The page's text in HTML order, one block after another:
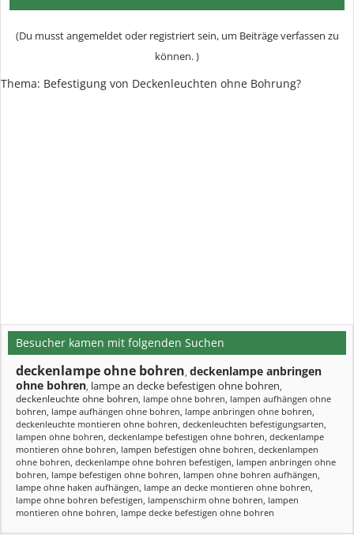
(Du musst angemeldet oder registriert sein, um Beiträge verfassen zu
können. )
Thema: Befestigung von Deckenleuchten ohne Bohrung?
Besucher kamen mit folgenden Suchen
deckenlampe ohne bohren deckenlampe anbringen
ohne bohren lampe an decke befestigen ohne bohren
deckenleuchte ohne bohren lampe ohne bohren lampen aufhängen ohne
bohren lampe aufhängen ohne bohren lampe anbringen ohne bohren
deckenleuchte montieren ohne bohren deckenleuchten befestigungsarten
lampen ohne bohren deckenlampe befestigen ohne bohren deckenlampe
montieren ohne bohren lampen befestigen ohne bohren deckenlampen
ohne bohren deckenlampe ohne bohren befestigen lampen anbringen ohne
bohren lampe befestigen ohne bohren lampen ohne bohren aufhängen
lampe ohne haken aufhängen lampe an decke montieren ohne bohren
lampe ohne bohren befestigen lampenschirm ohne bohren lampen
montieren ohne bohren lampe decke befestigen ohne bohren